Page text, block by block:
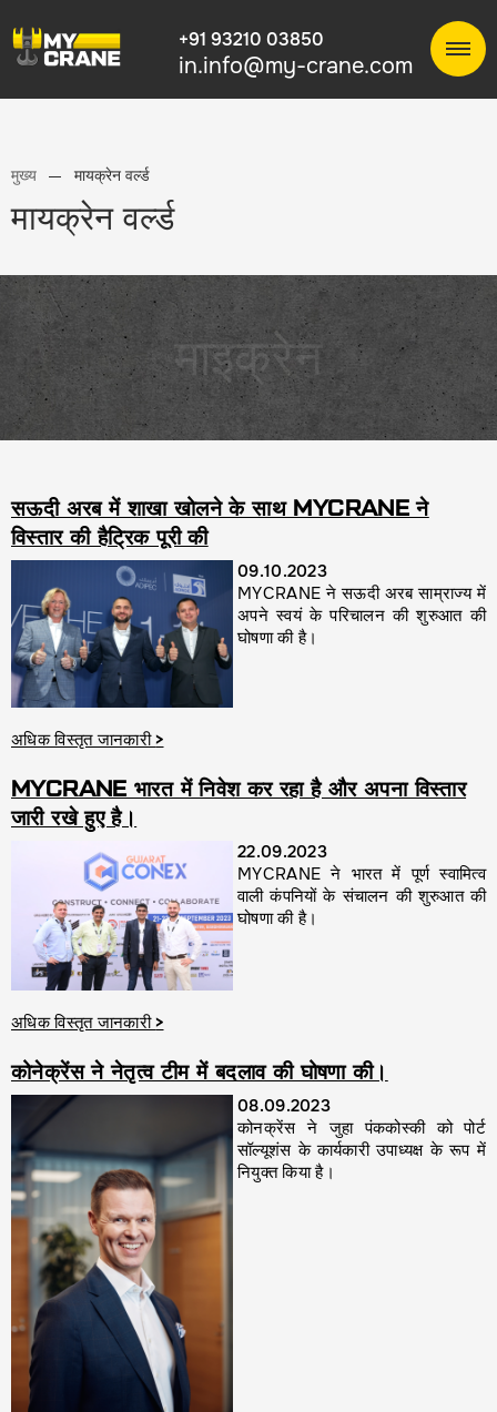
+91 93210 03850
in.info@my-crane.com
मुख्य मायक्रेन वर्ल्ड
मायक्रेन वर्ल्ड
माइक्रेन
सऊदी अरब में शाखा खोलने के साथ MYCRANE ने
विस्तार की हैट्रिक पूरी की
अधिक विस्तृत जानकारी>
09.10.2023
MYCRANE ने सऊदी अरब साम्राज्य में
अपने स्वयं के परिचालन की शुरुआत की
घोषणा की है।
MYCRANE भारत में निवेश कर रहा है और अपना विस्तार
जारी रखे हुए है।
अधिक विस्तृत जानकारी>
22.09.2023
MYCRANE ने भारत में पूर्ण स्वामित्व
वाली कंपनियों के संचालन की शुरुआत की
घोषणा की है।
कोनेक्रेंस ने नेतृत्व टीम में बदलाव की घोषणा की।
08.09.2023
कोनक्रेंस ने जुहा पंककोस्की को पोर्ट
सॉल्यूशंस के कार्यकारी उपाध्यक्ष के रूप में
नियुक्त किया है।